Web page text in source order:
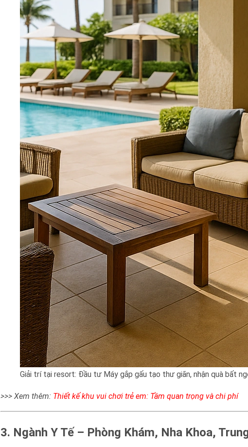
Giải trí tại resort: Đầu tư Máy gắp gấu tạo thư giãn, nhận quà bất
>>> Xem thêm: Thiết kế khu vui chơi trẻ em: Tầm quan trọng và chi phí
3. Ngành Y Tế – Phòng Khám, Nha Khoa,